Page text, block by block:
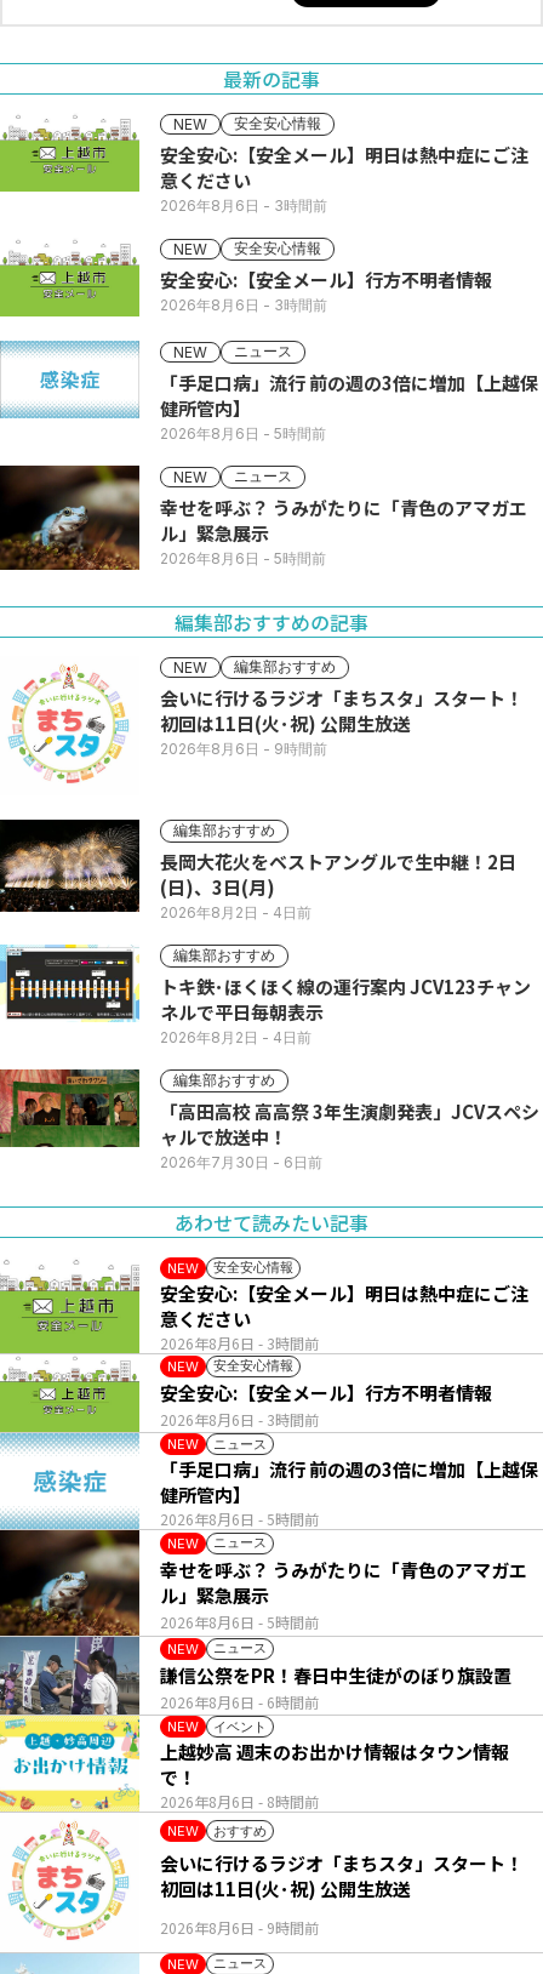
最新の記事
NEW 安全安心情報
安全安心:【安全メール】明日は熱中症にご注
意ください
2026年8月6日 - 3時間前
NEW 安全安心情報
安全安心:【安全メール】行方不明者情報
2026年8月6日 - 3時間前
NEW ニュース
「手足口病」流行 前の週の3倍に増加【上越保
健所管内】
2026年8月6日 - 5時間前
NEW ニュース
幸せを呼ぶ？ うみがたりに「青色のアマガエ
ル」緊急展示
2026年8月6日 - 5時間前
編集部おすすめの記事
NEW 編集部おすすめ
会いに行けるラジオ「まちスタ」スタート！
初回は11日(火･祝) 公開生放送
2026年8月6日 - 9時間前
編集部おすすめ
長岡大花火をベストアングルで生中継！2日
(日)、3日(月)
2026年8月2日 - 4日前
編集部おすすめ
トキ鉄･ほくほく線の運行案内 JCV123チャン
ネルで平日毎朝表示
2026年8月2日 - 4日前
編集部おすすめ
「高田高校 高高祭 3年生演劇発表」JCVスペシ
ャルで放送中！
2026年7月30日 - 6日前
あわせて読みたい記事
NEW 安全安心情報
2026年8月6日 - 3時間前
安全安心:【安全メール】明日は熱中症にご注
意ください
NEW 安全安心情報
2026年8月6日 - 3時間前
安全安心:【安全メール】行方不明者情報
NEW ニュース
2026年8月6日 - 5時間前
「手足口病」流行 前の週の3倍に増加【上越保
健所管内】
NEW ニュース
2026年8月6日 - 5時間前
幸せを呼ぶ？ うみがたりに「青色のアマガエ
ル」緊急展示
NEW ニュース
2026年8月6日 - 6時間前
謙信公祭をPR！春日中生徒がのぼり旗設置
NEW イベント
2026年8月6日 - 8時間前
上越妙高 週末のお出かけ情報はタウン情報
で！
NEW おすすめ
2026年8月6日 - 9時間前
会いに行けるラジオ「まちスタ」スタート！
初回は11日(火･祝) 公開生放送
NEW ニュース